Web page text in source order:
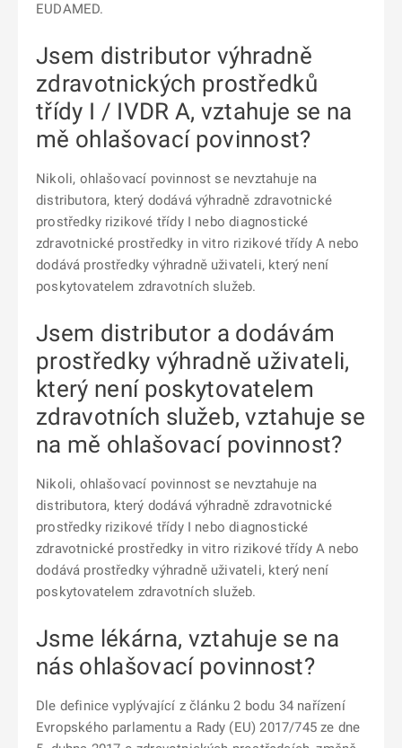
EUDAMED.
Jsem distributor výhradně
zdravotnických prostředků
třídy I / IVDR A, vztahuje se na
mě ohlašovací povinnost?
Nikoli, ohlašovací povinnost se nevztahuje na
distributora, který dodává výhradně zdravotnické
prostředky rizikové třídy I nebo diagnostické
zdravotnické prostředky in vitro rizikové třídy A nebo
dodává prostředky výhradně uživateli, který není
poskytovatelem zdravotních služeb.
Jsem distributor a dodávám
prostředky výhradně uživateli,
který není poskytovatelem
zdravotních služeb, vztahuje se
na mě ohlašovací povinnost?
Nikoli, ohlašovací povinnost se nevztahuje na
distributora, který dodává výhradně zdravotnické
prostředky rizikové třídy I nebo diagnostické
zdravotnické prostředky in vitro rizikové třídy A nebo
dodává prostředky výhradně uživateli, který není
poskytovatelem zdravotních služeb.
Jsme lékárna, vztahuje se na
nás ohlašovací povinnost?
Dle definice vyplývající z článku 2 bodu 34 nařízení
Evropského parlamentu a Rady (EU) 2017/745 ze dne